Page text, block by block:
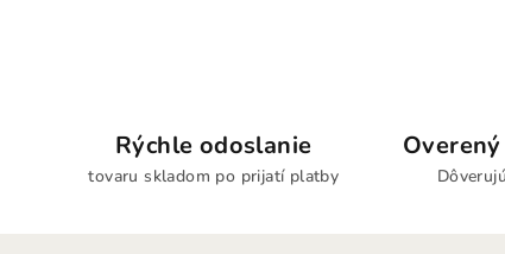
Rýchle odoslanie
tovaru skladom po prijatí platby